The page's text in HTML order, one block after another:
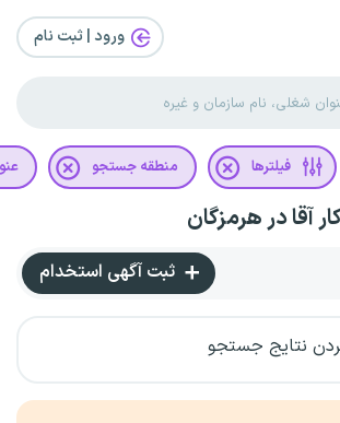
ورود | ثبت‌ نام
فیلترها منطقه جستجو
ثبت آگهی استخدام
نتایج جستجو